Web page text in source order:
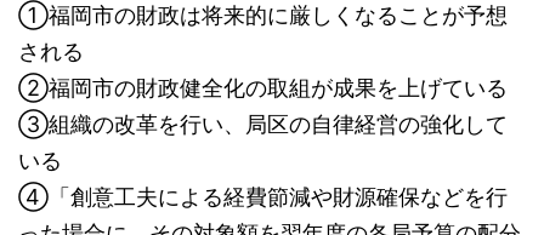
①福岡市の財政は将来的に厳しくなることが予想
される
②福岡市の財政健全化の取組が成果を上げている
③組織の改革を行い、局区の自律経営の強化して
いる
④「創意工夫による経費節減や財源確保などを行